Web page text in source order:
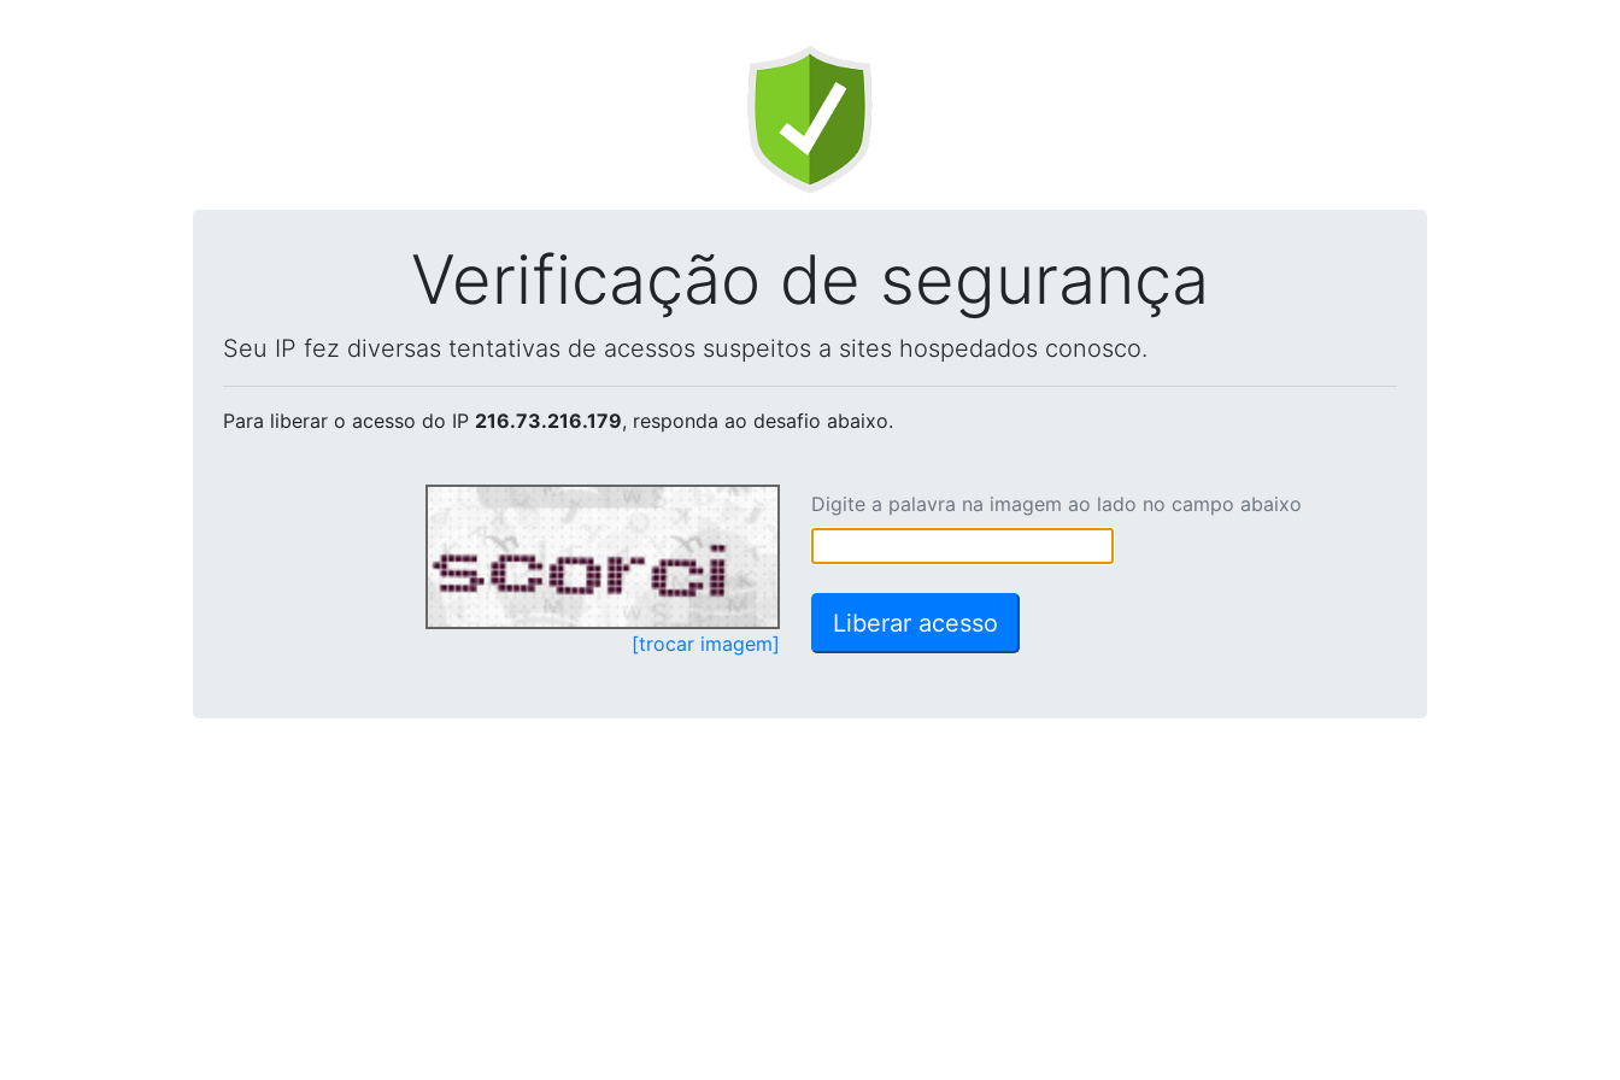
Verificação de segurança
Seu IP fez diversas tentativas de acessos suspeitos a sites hospedados conosco.
Para liberar o acesso do IP 216.73.216.179, responda ao desafio abaixo.
[trocar imagem]
Digite a palavra na imagem ao lado no campo abaixo